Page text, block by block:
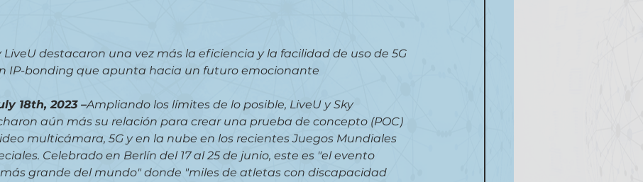
destacaron una vez más la eficiencia y la facilidad de uso de 5G
IP-bonding que apunta hacia un futuro emocionante
18th, 2023 –Ampliando los límites de lo posible, LiveU y Sky
aún más su relación para crear una prueba de concepto (POC)
multicámara, 5G y en la nube en los recientes Juegos Mundiales
Celebrado en Berlín del 17 al 25 de junio, este es "el evento
grande del mundo" donde "miles de atletas con discapacidad